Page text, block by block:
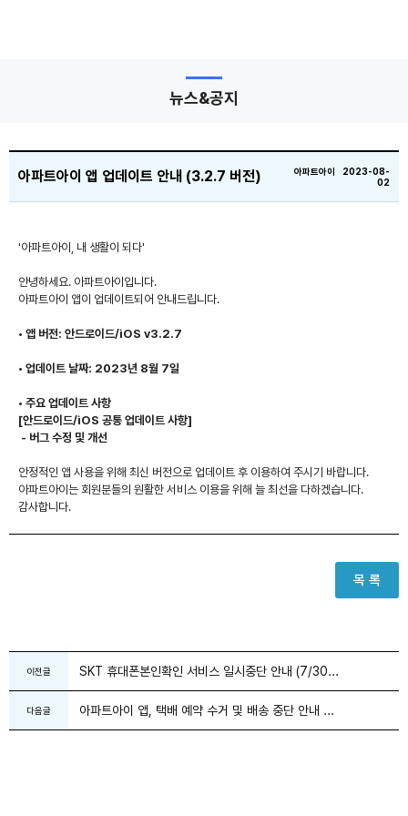
뉴스&공지
아파트아이 앱 업데이트 안내 (3.2.7 버전)
아파트아이 2023-08-
02
'아파트아이, 내 생활이 되다'
안녕하세요. 아파트아이입니다.
아파트아이 앱이 업데이트되어 안내드립니다.
• 앱 버전: 안드로이드/iOS v3.2.7
• 업데이트 날짜: 2023년 8월 7일
• 주요 업데이트 사항
[안드로이드/iOS 공통 업데이트 사항]
- 버그 수정 및 개선
안정적인 앱 사용을 위해 최신 버전으로 업데이트 후 이용하여 주시기 바랍니다.
아파트아이는 회원분들의 원활한 서비스 이용을 위해 늘 최선을 다하겠습니다.
감사합니다.
목 록
이전글 SKT 휴대폰본인확인 서비스 일시중단 안내 (7/30...
다음글 아파트아이 앱, 택배 예약 수거 및 배송 중단 안내 ...